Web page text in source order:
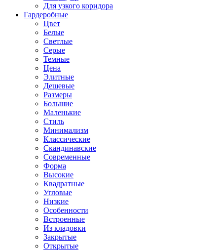
Для узкого коридора
Гардеробные
Цвет
Белые
Светлые
Серые
Темные
Цена
Элитные
Дешевые
Размеры
Большие
Маленькие
Стиль
Минимализм
Классические
Скандинавские
Современные
Форма
Высокие
Квадратные
Угловые
Низкие
Особенности
Встроенные
Из кладовки
Закрытые
Открытые